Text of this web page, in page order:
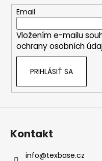
Email
Vložením e-mailu
ochrany osobních
PRIHLÁSIŤ SA
Kontakt
info@texbase.cz